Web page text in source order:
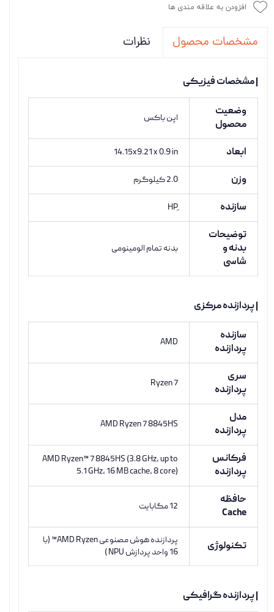
افزودن به علاقه مندی ها
مشخصات محصول نظرات
| مشخصات فیزیکی
وضعیت
محصول
اپن باکس
ابعاد 14.15x9.21 x 0.9 in
وزن 2.0 کیلوگرم
سازنده
توضیحات
بدنه و
شاسی
بدنه تمام الومینومی
| پردازنده مرکزی
سازنده
پردازنده
AMD
سری
پردازنده
Ryzen 7
مدل
پردازنده
AMD Ryzen 7 8845HS
فرکانس
پردازنده
AMD Ryzen™ 7 8845HS (3.8 GHz, up to
5.1 GHz, 16 MB cache, 8 core)
حافظه
Cache
12 مگابایت
تکنولوژی
پردازنده هوش مصنوعی AMD Ryzen™ (با
16 واحد پردازش NPU )
| پردازنده گرافیکی